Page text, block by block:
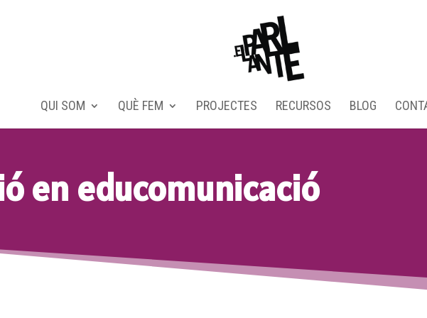
QUI SOM QUÈ FEM PROJECTES RECURSOS BLOG
en educomunicació